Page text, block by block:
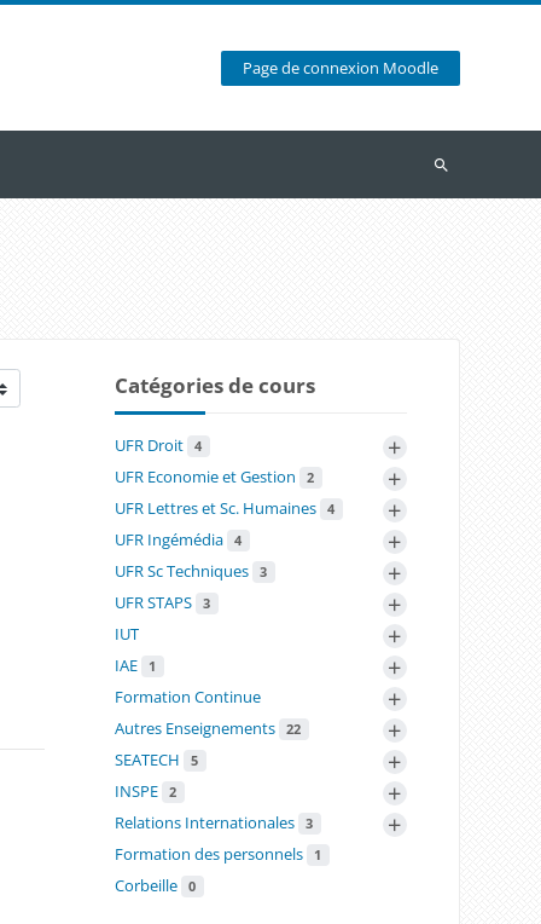
Page de connexion Moodle
Recherche
Catégories de cours
UFR Droit 4 +
UFR Economie et Gestion 2 +
UFR Lettres et Sc. Humaines 4 +
UFR Ingémédia 4 +
UFR Sc Techniques 3 +
UFR STAPS 3 +
IUT +
IAE 1 +
Formation Continue +
Autres Enseignements 22 +
SEATECH 5 +
INSPE 2 +
Relations Internationales 3 +
Formation des personnels 1
Corbeille 0